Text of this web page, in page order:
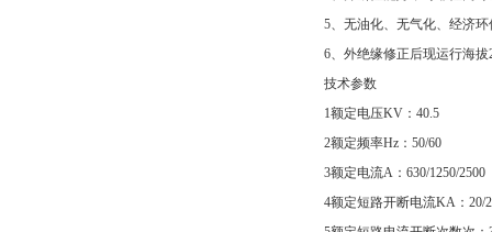
5、无油化、无气化、经济环
6、外绝缘修正后现运行海拔
技术参数
1额定电压KV：40.5
2额定频率Hz：50/60
3额定电流A：630/1250/2500
4额定短路开断电流KA：20/